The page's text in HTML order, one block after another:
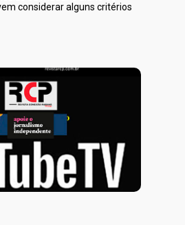
considerar alguns critérios